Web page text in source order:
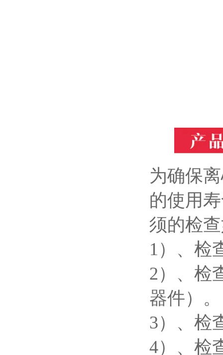
为确保
的使用
须的检
1）、检
2）、检
器件）。
3）、检
4）、检